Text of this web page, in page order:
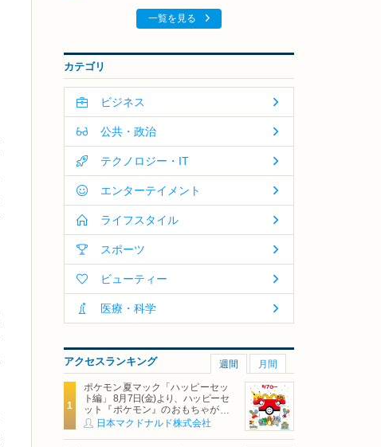
一覧を見る
カテゴリ
ビジネス
公共・政治
テクノロジー・IT
エンターテイメント
ライフスタイル
スポーツ
ビューティー
医療・科学
アクセスランキング 週間 月間
ポケモン夏マック「ハッピーセッ
ト編」 8月7日(金)より、ハッピーセ
ット『ポケモン』のおもちゃが期
間限定登場
日本マクドナルド株式会社